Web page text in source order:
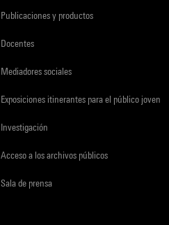
Publicaciones y productos
Docentes
Mediadores sociales
Exposiciones itinerantes para el público joven
Investigación
Acceso a los archivos públicos
Sala de prensa